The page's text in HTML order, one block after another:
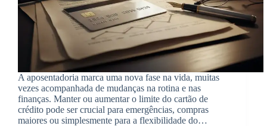
A aposentadoria marca uma nova fase na vida, muitas
vezes acompanhada de mudanças na rotina e nas
finanças. Manter ou aumentar o limite do cartão de
crédito pode ser crucial para emergências, compras
maiores ou simplesmente para a flexibilidade do…